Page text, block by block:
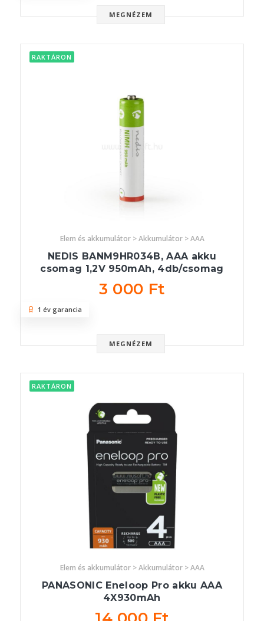
MEGNÉZEM
RAKTÁRON
Elem és akkumulátor > Akkumulátor > AAA
NEDIS BANM9HR034B, AAA akku
csomag 1,2V 950mAh, 4db/csomag
3 000 Ft
MEGNÉZEM
1 év garancia
RAKTÁRON
Elem és akkumulátor > Akkumulátor > AAA
PANASONIC Eneloop Pro akku AAA
4X930mAh